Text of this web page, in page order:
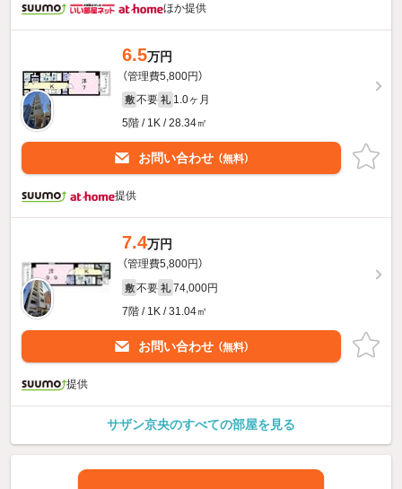
ほか提供
6.5万円
（管理費5,800円）
敷 不要 礼 1.0ヶ月
5階 / 1K / 28.34㎡
お問い合わせ （無料）
提供
7.4万円
（管理費5,800円）
敷 不要 礼 74,000円
7階 / 1K / 31.04㎡
お問い合わせ （無料）
提供
サザン京央のすべての部屋を見る